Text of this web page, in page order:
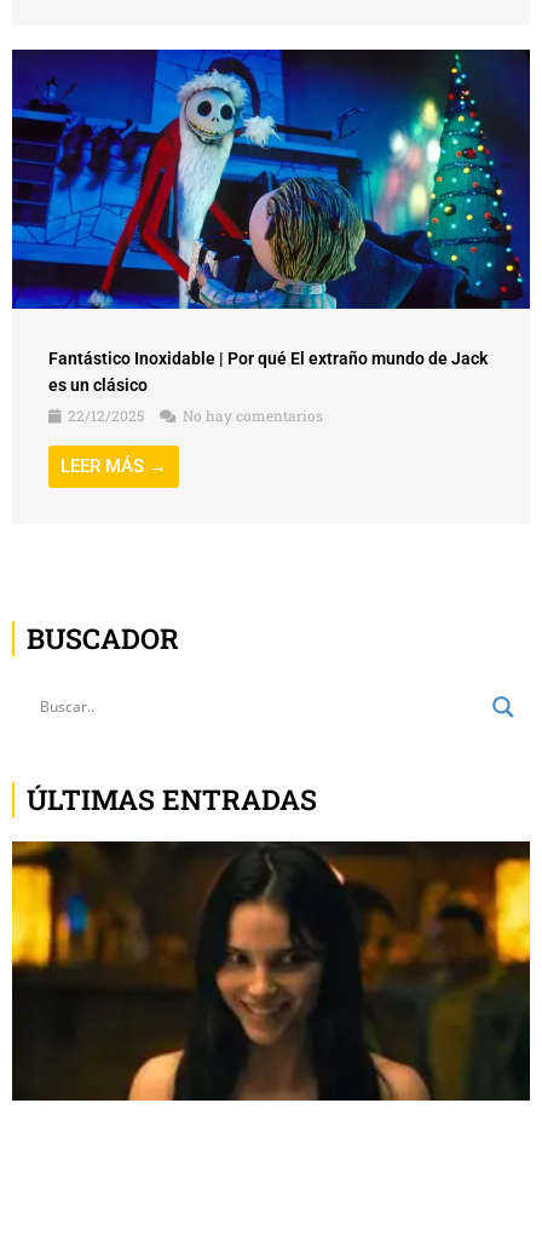
Fantástico Inoxidable | Por qué El extraño mundo de Jack
es un clásico
22/12/2025
No hay comentarios
LEER MÁS →
BUSCADOR
ÚLTIMAS ENTRADAS